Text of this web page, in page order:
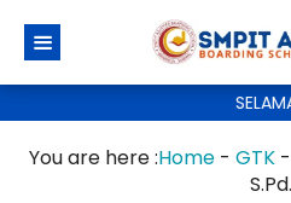
You are here :Home - GTK -
S.Pd.